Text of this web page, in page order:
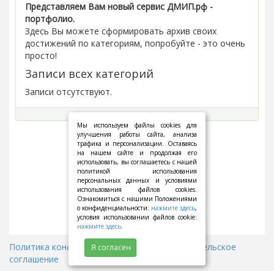
Представляем Вам новый сервис ДМИП.рф -
портфолио.
Здесь Вы можете сформировать архив своих
достижений по категориям, попробуйте - это очень
просто!
Записи всех категорий
Записи отсутствуют.
Политика конфиденциальности
Пользовательское
соглашение
Мы используем файлы cookies для
улучшения работы сайта, анализа
трафика и персонализации. Оставаясь
на нашем сайте и продолжая его
использовать, вы соглашаетесь с нашей
политикой использования
персональных данных и условиями
использования файлов cookies.
Ознакомиться с нашими Положениями
о конфиденциальности: нажмите здесь,
условия использовании файлов cookie:
нажмите здесь.
Я согласен